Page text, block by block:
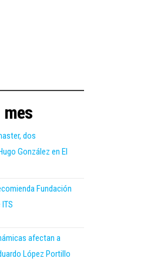
dos
González en El
Fundación
afectan a
López Portillo